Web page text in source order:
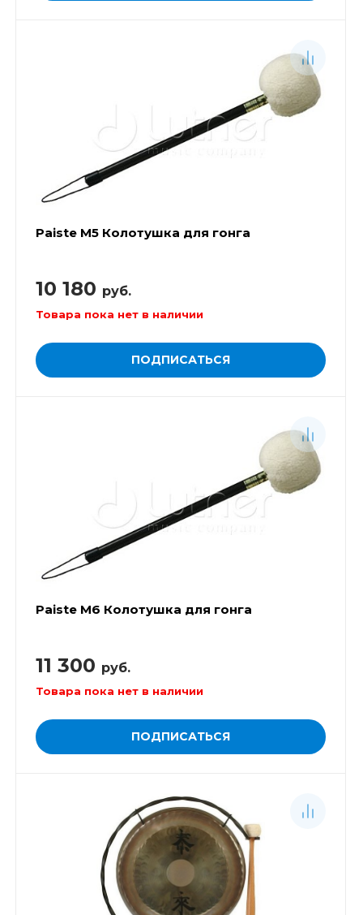
Paiste М5 Колотушка для гонга
10 180 руб.
Товара пока нет в наличии
ПОДПИСАТЬСЯ
Paiste М6 Колотушка для гонга
11 300 руб.
Товара пока нет в наличии
ПОДПИСАТЬСЯ